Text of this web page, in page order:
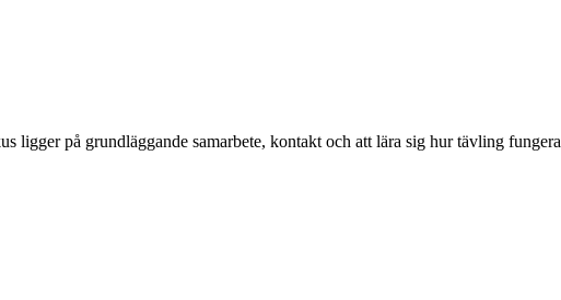
ligger på grundläggande samarbete, kontakt och att lära sig hur tävling